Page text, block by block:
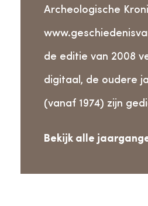
Archeologische
de editie van 2008
digitaal, de oudere
(vanaf 1974) zijn
Bekijk alle